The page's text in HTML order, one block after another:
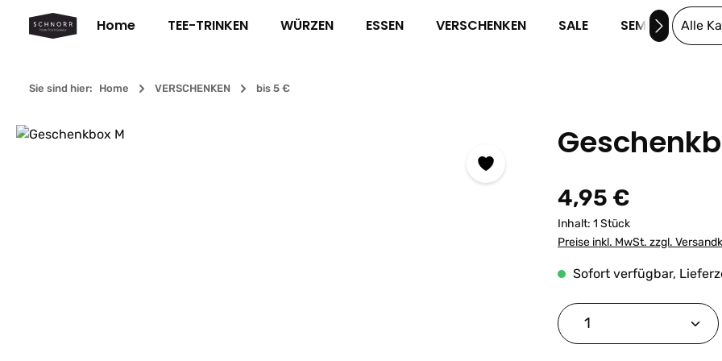
Hauptinhalt springen
Zur Suche springen
Zur Hauptnavigation springen
Home TEE-TRINKEN WÜRZEN ESSEN VERSCHENKEN SALE SEMINAREAlle
Sie sind hier: Home VERSCHENKEN bis 5 €
Bildergalerie überspringen
Regulärer Preis:
4,95 €
Inhalt: 1 Stück
Preise inkl. MwSt. zzgl.
Sofort verfügbar,
Produkt Anzahl: